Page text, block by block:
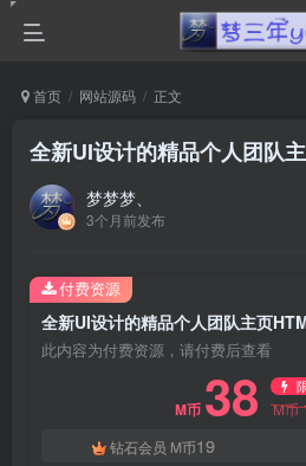
首页 网站源码 正文
全新UI设计的精品个人团队
梦梦梦、
3个月前发布
全新UI设计的精品个人团队主页
此内容为付费资源，请付费后查看
M币 38 M币
钻石会员 M币19
付费资源